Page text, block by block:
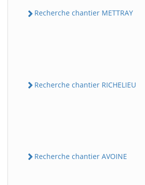
Recherche chantier METTRAY
Recherche chantier RICHELIEU
Recherche chantier AVOINE